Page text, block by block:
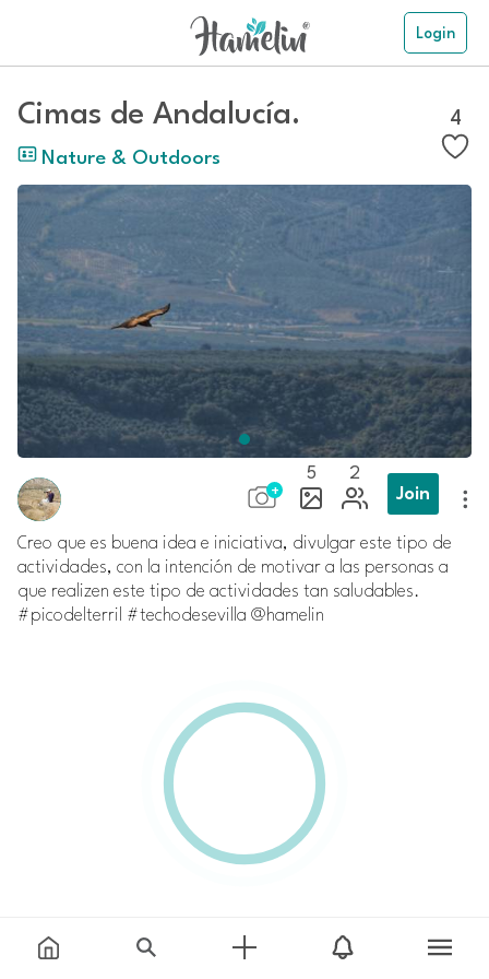
Login
Cimas de Andalucía.
Nature & Outdoors
4
5
2
Join
Creo que es buena idea e iniciativa, divulgar este tipo de
actividades, con la intención de motivar a las personas a
que realizen este tipo de actividades tan saludables.
#picodelterril #techodesevilla @hamelin
Comment